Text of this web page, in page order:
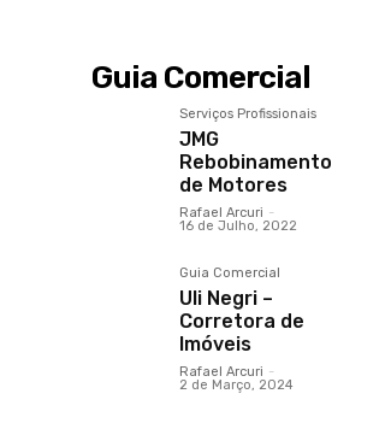
Guia Comercial
Serviços Profissionais
JMG
Rebobinamento
de Motores
Rafael Arcuri -
16 de Julho, 2022
Guia Comercial
Uli Negri –
Corretora de
Imóveis
Rafael Arcuri -
2 de Março, 2024